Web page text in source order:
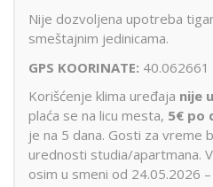
Nije dozvoljena upotreba
smeštajnim jedinicama.
GPS KOORINATE:
Korišćenje klima uređaja nije
plaća se na licu mesta, 5€ po
je na 5 dana. Gosti za vreme
urednosti studia/apartmana.
osim u smeni od 24.05.2026